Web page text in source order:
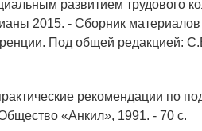
развитием трудового
2015. - Сборник материалов I
Под общей редакцией:
рекомендации по
«Анкил», 1991. - 70 с.